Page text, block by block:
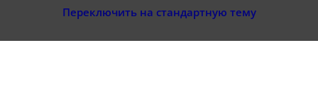
Переключить на стандартную тему